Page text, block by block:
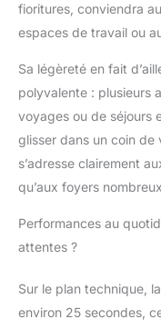
fioritures, conviendra
espaces de travail ou
Sa légèreté en fait
polyvalente : plusieurs
voyages ou de séjours
glisser dans un coin de
s’adresse clairement
qu’aux foyers
Performances au
attentes ?
Sur le plan technique,
environ 25 secondes,